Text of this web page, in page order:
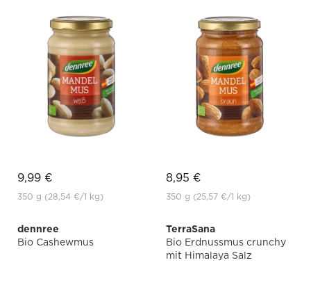
9,99 €
350 g (28,54 €/1 kg)
8,95 €
350 g (25,57 €/1 kg)
dennree
Bio Cashewmus
TerraSana
Bio Erdnussmus crunchy
mit Himalaya Salz